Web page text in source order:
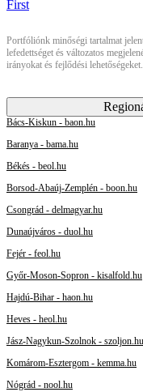
Portfóliónk minőségi tartalmat
lefedettséget és változatos
irányokat és fejlődési
Bács-Kiskun - baon.hu
Baranya - bama.hu
Békés - beol.hu
Borsod-Abaúj-Zemplén - boon.hu
Csongrád - delmagyar.hu
Dunaújváros - duol.hu
Fejér - feol.hu
Győr-Moson-Sopron - kisalfold.hu
Hajdú-Bihar - haon.hu
Heves - heol.hu
Jász-Nagykun-Szolnok - szoljon.hu
Komárom-Esztergom - kemma.hu
Nógrád - nool.hu